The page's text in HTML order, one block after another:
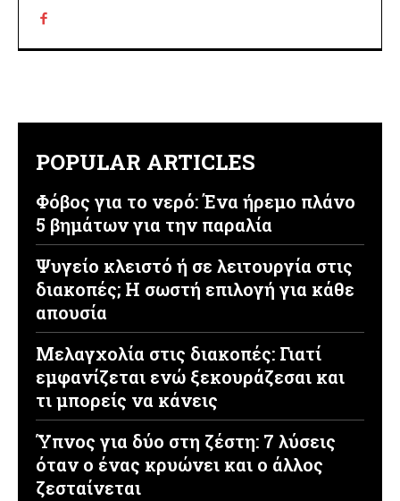
POPULAR ARTICLES
Φόβος για το νερό: Ένα ήρεμο πλάνο
5 βημάτων για την παραλία
Ψυγείο κλειστό ή σε λειτουργία στις
διακοπές; Η σωστή επιλογή για κάθε
απουσία
Μελαγχολία στις διακοπές: Γιατί
εμφανίζεται ενώ ξεκουράζεσαι και
τι μπορείς να κάνεις
Ύπνος για δύο στη ζέστη: 7 λύσεις
όταν ο ένας κρυώνει και ο άλλος
ζεσταίνεται